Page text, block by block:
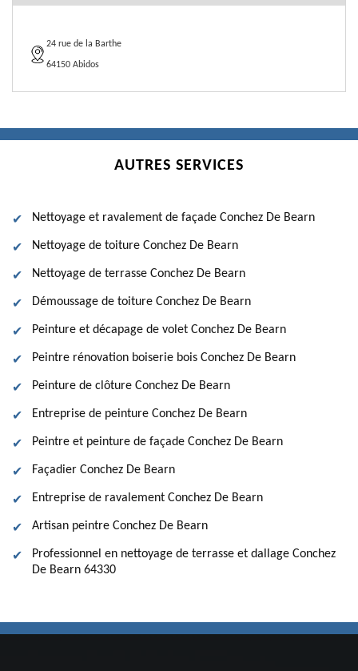
24 rue de la Barthe
64150 Abidos
AUTRES SERVICES
Nettoyage et ravalement de façade Conchez De Bearn
Nettoyage de toiture Conchez De Bearn
Nettoyage de terrasse Conchez De Bearn
Démoussage de toiture Conchez De Bearn
Peinture et décapage de volet Conchez De Bearn
Peintre rénovation boiserie bois Conchez De Bearn
Peinture de clôture Conchez De Bearn
Entreprise de peinture Conchez De Bearn
Peintre et peinture de façade Conchez De Bearn
Façadier Conchez De Bearn
Entreprise de ravalement Conchez De Bearn
Artisan peintre Conchez De Bearn
Professionnel en nettoyage de terrasse et dallage Conchez
De Bearn 64330